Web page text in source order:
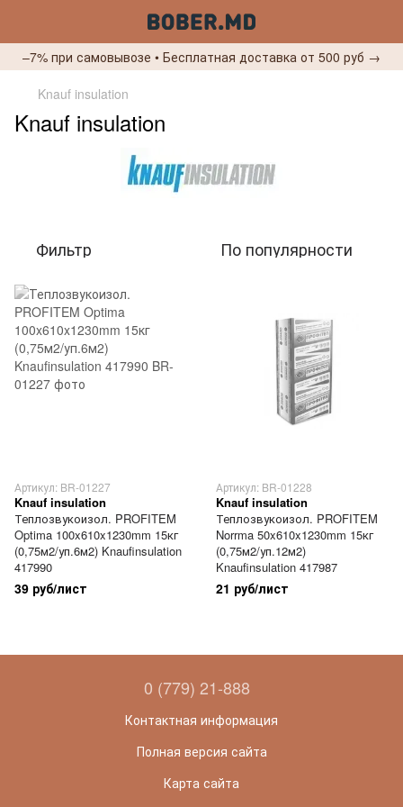
–7% при самовывозе • Бесплатная доставка от 500 руб →
Knauf insulation
Knauf insulation
Фильтр По популярности
Артикул: BR-01227
Knauf insulation
Теплозвукоизол. PROFITEM
Optima 100x610x1230mm 15кг
(0,75м2/уп.6м2) Knaufinsulation
417990
39 руб/лист
Артикул: BR-01228
Knauf insulation
Теплозвукоизол. PROFITEM
Norrma 50x610x1230mm 15кг
(0,75м2/уп.12м2)
Knaufinsulation 417987
21 руб/лист
0 (779) 21-888
Контактная информация
Полная версия сайта
Карта сайта